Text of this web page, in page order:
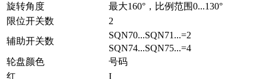
旋转角度
最大160°，比例范围0...130°
限位开关数
2
辅助开关数
SQN70...SQN71...=2
SQN74...SQN75...=4
轮盘颜色
号码
红
I